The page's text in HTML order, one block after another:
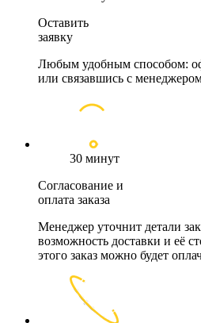
Оставить
заявку
Любым удобным способом:
или связавшись с
30 минут
Согласование и
оплата заказа
Менеджер уточнит детали
возможность доставки и её
этого заказ можно будет